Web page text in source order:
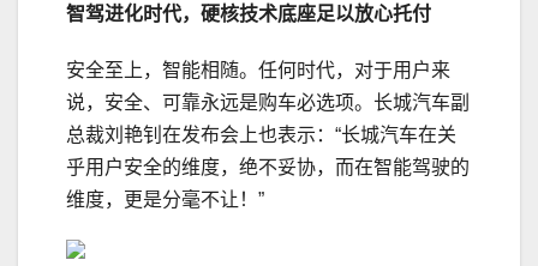
智驾进化时代， 硬核技术底座足以放心托付
安全至上，智能相随。任何时代，对于用户来
说，安全、可靠永远是购车必选项。长城汽车副
总裁刘艳钊在发布会上也表示：“长城汽车在关
乎用户安全的维度，绝不妥协，而在智能驾驶的
维度，更是分毫不让！”